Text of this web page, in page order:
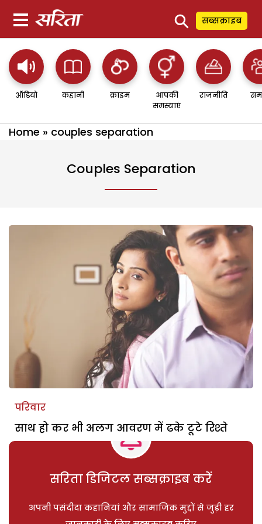
⚲ सब्सक्राइब
ऑडियो कहानी क्राइम
आपकी
समस्याएं
राजनीति
Home » couples separation
Couples Separation
परिवार
साथ हो कर भी अलग आवरण में ढके टूटे रिश्ते
सरिता डिजिटल सब्सक्राइब करें
अपनी पसंदीदा कहानियां और सामाजिक मुद्दों से जुड़ी हर